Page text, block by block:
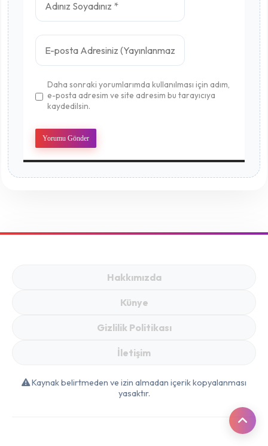
Daha sonraki yorumlarımda kullanılması için adım,
e-posta adresim ve site adresim bu tarayıcıya
kaydedilsin.
Hakkımızda
Künye
Gizlilik Politikası
İletişim
Kaynak belirtmeden ve izin almadan içerik kopyalanması
yasaktır.